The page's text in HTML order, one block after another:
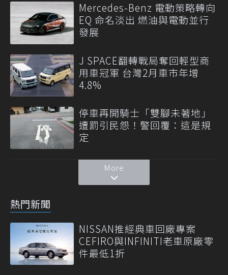
Mercedes-Benz 電動策略轉向
EQ 命名淡出 燃油與電動並行
發展
J SPACE翻轉戰局奪回輕型商
用車冠軍 台灣2月車市年增
4.8%
停車再開騎士「雙腳未著地」
遭罰引民怨！警回覆：這是規
定
More
熱門新聞
NISSAN推經典車回廠專案
CEFIRO與INFINITI老車原廠零
件最低1折